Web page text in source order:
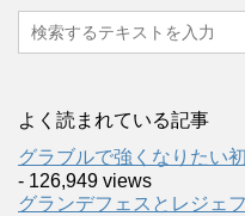
よく読まれている記事
グラブルで強くなりたい
- 126,949 views
グランデフェスとレジェ